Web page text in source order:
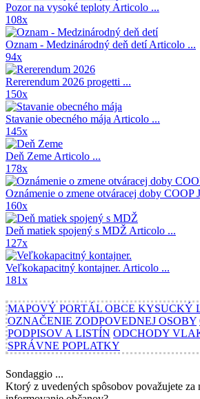
Pozor na vysoké teploty Articolo ...
108x
Oznam - Medzinárodný deň detíArticolo ...
94x
Rererendum 2026 progetti ...
150x
Stavanie obecného mája Articolo ...
145x
Deň Zeme Articolo ...
178x
Oznámenie o zmene otváracej doby COOP
160x
Deň matiek spojený s MDŽ Articolo ...
127x
Veľkokapacitný kontajner. Articolo ...
181x
MAPOVÝ PORTÁL OBCE KYSUCKÝ
OZNAČENIE ZODPOVEDNEJ OSOBY
PODPISOV A LISTÍN ODCHODY
SPRÁVNE POPLATKY
Sondaggio ...
Ktorý z uvedených spôsobov považujete za